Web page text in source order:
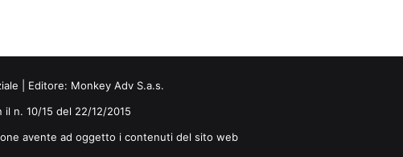
| Editore: Monkey Adv S.a.s.
n. 10/15 del 22/12/2015
avente ad oggetto i contenuti del sito web